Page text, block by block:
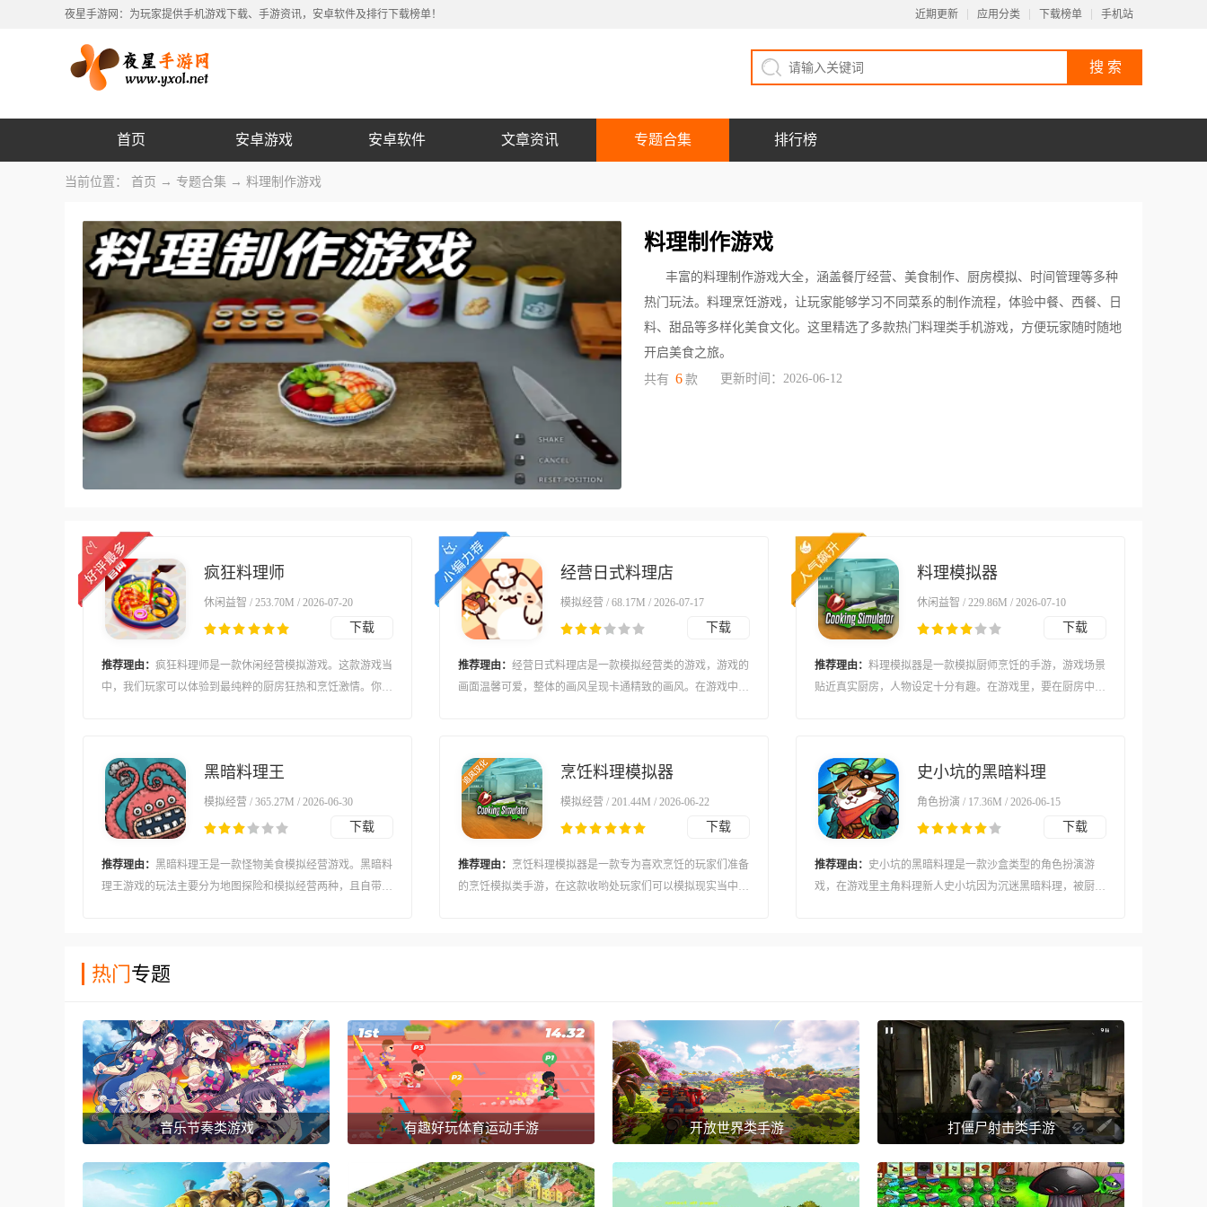
夜星手游网：为玩家提供手机游戏下载、手游资讯，安卓软件及排行下载榜单！ 近期更新 应用分类 下载榜单 手机站
首页 安卓游戏 安卓软件 文章资讯 专题合集 排行榜
当前位置： 首页 → 专题合集 → 料理制作游戏
料理制作游戏
丰富的料理制作游戏大全，涵盖餐厅经营、美食制作、厨房模拟、时间管理等多种
热门玩法。料理烹饪游戏，让玩家能够学习不同菜系的制作流程，体验中餐、西餐、日
料、甜品等多样化美食文化。这里精选了多款热门料理类手机游戏，方便玩家随时随地
开启美食之旅。
共有 6 款 更新时间：2026-06-12
疯狂料理师
休闲益智 / 253.70M / 2026-07-20
下载
推荐理由： 疯狂料理师是一款休闲经营模拟游戏。这款游戏当
中，我们玩家可以体验到最纯粹的厨房狂热和烹饪激情。你需
不同需求。
经营日式料理店
模拟经营 / 68.17M / 2026-07-17
下载
推荐理由： 经营日式料理店是一款模拟经营类的游戏，游戏的
画面温馨可爱，整体的画风呈现卡通精致的画风。在游戏中玩
谱，模拟经营自己的店铺。
料理模拟器
休闲益智 / 229.86M / 2026-07-10
下载
推荐理由： 料理模拟器是一款模拟厨师烹饪的手游，游戏场景
贴近真实厨房，人物设定十分有趣。在游戏里，要在厨房中制
黑暗料理王
模拟经营 / 365.27M / 2026-06-30
下载
推荐理由： 黑暗料理王是一款怪物美食模拟经营游戏。黑暗料
理王游戏的玩法主要分为地图探险和模拟经营两种，且自带有
烹饪料理模拟器
模拟经营 / 201.44M / 2026-06-22
下载
推荐理由： 烹饪料理模拟器是一款专为喜欢烹饪的玩家们准备
的烹饪模拟类手游，在这款收哟处玩家们可以模拟现实当中厨
史小坑的黑暗料理
角色扮演 / 17.36M / 2026-06-15
下载
推荐理由： 史小坑的黑暗料理是一款沙盒类型的角色扮演游
戏，在游戏里主角料理新人史小坑因为沉迷黑暗料理，被厨师
热门专题
音乐节奏类游戏 有趣好玩体育运动手游 开放世界类手游 打僵尸射击类手游